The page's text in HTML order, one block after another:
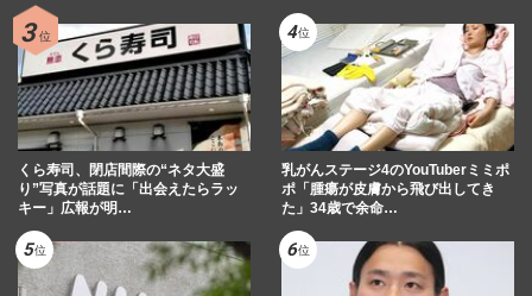
くら寿司、閉店間際の“ネタ大盛
り”写真が話題に「出会えたらラッ
キー」広報が明…
乳がんステージ4のYouTuberミミポ
ポ「腫瘍が皮膚から飛び出してき
た」34歳で余命…